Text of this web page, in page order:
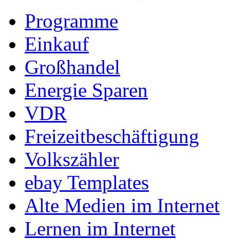
Programme
Einkauf
Großhandel
Energie Sparen
VDR
Freizeitbeschäftigung
Volkszähler
ebay Templates
Alte Medien im Internet
Lernen im Internet